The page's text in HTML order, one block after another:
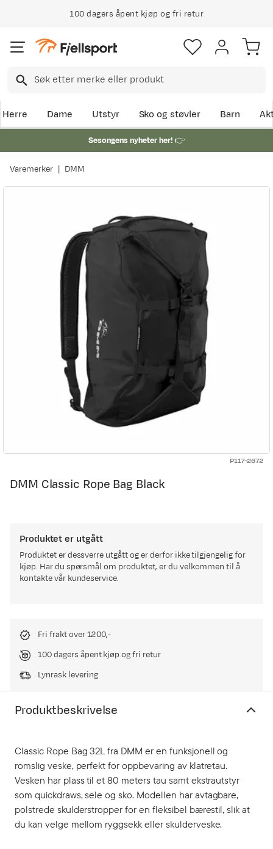
100 dagers åpent kjøp og fri retur
Herre Dame Utstyr Sko og støvler Barn
Sesongens nyheter her!👉
Varemerker DMM
P117-2672
DMM Classic Rope Bag Black
Produktet er utgått
Produktet er dessverre utgått og er derfor ikke tilgjengelig for
kjøp. Har du spørsmål om produktet, er du velkommen til å
kontakte vår kundeservice.
Fri frakt over 1200,-
100 dagers åpent kjøp og fri retur
Lynrask levering
Produktbeskrivelse
Classic Rope Bag 32L fra DMM er en funksjonell og
romslig veske, perfekt for oppbevaring av klatretau.
Vesken har plass til et 80 meters tau samt ekstrautstyr
som quickdraws, sele og sko. Modellen har avtagbare,
polstrede skulderstropper for en fleksibel bærestil, slik at
du kan velge mellom ryggsekk eller skulderveske.